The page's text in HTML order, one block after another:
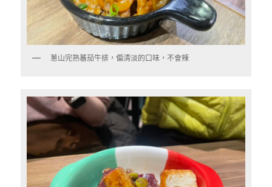
蔥山完熟蕃茄牛排，偏清淡的口味，不會辣